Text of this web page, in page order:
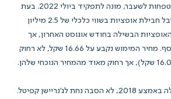
פרשר, מנכ"ל בנק מזרחי טפחות לשעבר, מונה לתפקיד ביולי 2022. בעת
שמונה לתפקיד, פרשר קיבל חבילת אופציות בשווי כלכלי של 2.5 מיליון
הבשילה בחודש אוגוסט האחרון, אך
האופציות עמוק מחוץ לכסף. מחיר המימוש נקבע על 16.66 שקל, לא רחוק
ההשקעה בסולגרין, שהחלה באמצע 2018, לא הסבה נחת לג'נריישן קפיטל.